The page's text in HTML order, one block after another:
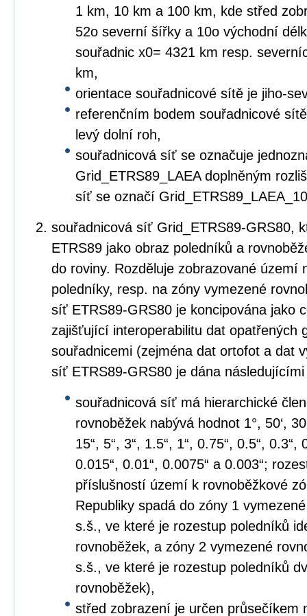
1 km, 10 km a 100 km, kde střed
52o severní šířky a 10o východní
souřadnic x0= 4321 km resp.
km,
orientace souřadnicové sítě je jiho-
referenčním bodem souřadnicové
levý dolní roh,
souřadnicová síť se označuje
Grid_ETRS89_LAEA doplněným
síť se označí
souřadnicová síť Grid_ETRS89-GRS80,
ETRS89 jako obraz poledníků a
do roviny. Rozděluje zobrazované území
poledníky, resp. na zóny vymezené
síť ETRS89-GRS80 je koncipována jako
zajišťující interoperabilitu dat opatřených
souřadnicemi (zejména dat ortofot a dat
síť ETRS89-GRS80 je dána
souřadnicová síť má hierarchické
rovnoběžek nabývá hodnot 1°, 50‘,
15“, 5“, 3“, 1.5“, 1“, 0.75“, 0.5“, 0.3“,
0.015“, 0.01“, 0.0075“ a 0.003“;
příslušností území k rovnoběžkové
Republiky spadá do zóny 1
s.š., ve které je rozestup poledníků
rovnoběžek, a zóny 2 vymezené
s.š., ve které je rozestup poledníků
rovnoběžek),
střed zobrazení je určen průsečíkem